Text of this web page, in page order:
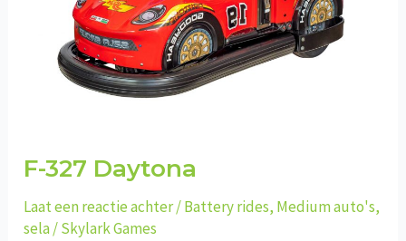
F-327 Daytona
Laat een reactie achter/Battery rides, Medium auto's,
sela/Skylark Games